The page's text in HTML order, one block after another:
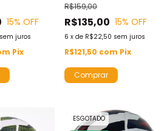
Oficial
15% OFF
sem juros
Pix
Azul/Amarela
Brasileirão 2025
R$135,00
R$159,00
15% OFF
6 xde R$22,50 sem juros
R$121,50 com Pix
ESGOTADO